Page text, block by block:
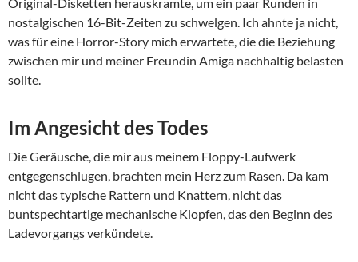
nostalgischen 16-Bit-Zeiten zu schwelgen. Ich ahnte ja nicht,
was für eine Horror-Story mich erwartete, die die Beziehung
zwischen mir und meiner Freundin Amiga nachhaltig belasten
sollte.
Im Angesicht des Todes
Die Geräusche, die mir aus meinem Floppy-Laufwerk
entgegenschlugen, brachten mein Herz zum Rasen. Da kam
nicht das typische Rattern und Knattern, nicht das
buntspechtartige mechanische Klopfen, das den Beginn des
Ladevorgangs verkündete.